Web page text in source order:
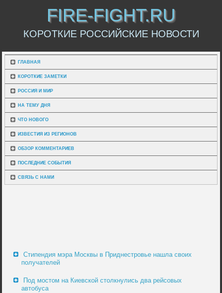
FIRE-FIGHT.RU
КОРОТКИЕ РОССИЙСКИЕ НОВОСТИ
ГЛАВНАЯ
КОРОТКИЕ ЗАМЕТКИ
РОССИЯ И МИР
НА ТЕМУ ДНЯ
ЧТО НОВОГО
ИЗВЕСТИЯ ИЗ РЕГИОНОВ
ОБЗОР КОММЕНТАРИЕВ
ПОСЛЕДНИЕ СОБЫТИЯ
СВЯЗЬ С НАМИ
Стипендия мэра Москвы в Приднестровье нашла своих
получателей
Под мостом на Киевской столкнулись два рейсовых
автобуса